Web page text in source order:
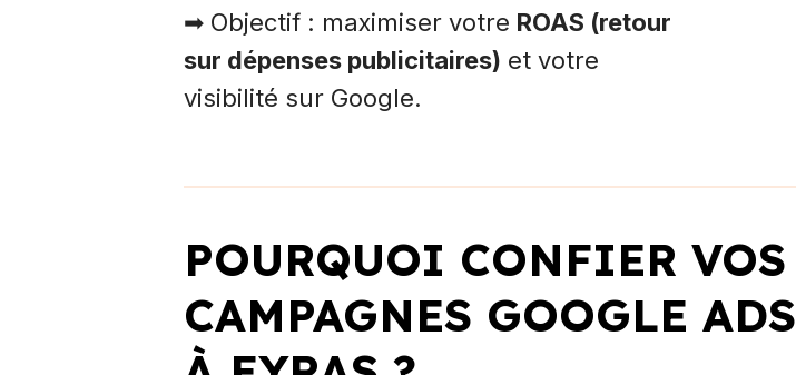
➡ Objectif : maximiser votre ROAS (retour
sur dépenses publicitaires) et votre
visibilité sur Google.
POURQUOI CONFIER VOS
CAMPAGNES GOOGLE ADS